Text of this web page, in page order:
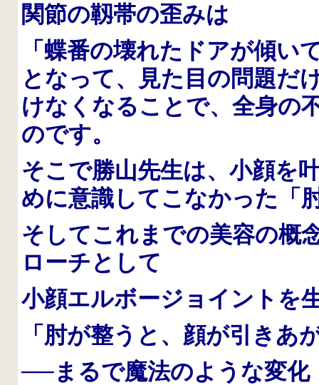
関節の靱帯の歪みは
「蝶番の壊れたドアが傾い
となって、
見た目の問題だ
けなくなることで、全身の
のです。
そこで勝山先生は、小顔を
めに意識してこなかった「
そしてこれまでの美容の概
ローチとして
小顔エルボージョイントを
「肘が整うと、顔が引きあ
──まるで魔法のような変化